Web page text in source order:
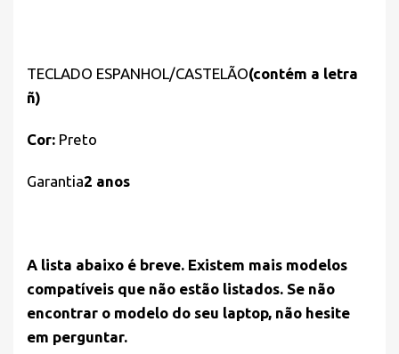
TECLADO ESPANHOL/CASTELÃO(contém a letra
ñ)
Cor: Preto
Garantia2 anos
A lista abaixo é breve. Existem mais modelos
compatíveis que não estão listados. Se não
encontrar o modelo do seu laptop, não hesite
em perguntar.